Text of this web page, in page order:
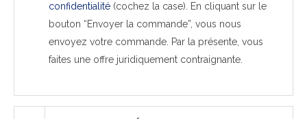
confidentialité (cochez la case). En cliquant sur le
bouton “Envoyer la commande”, vous nous
envoyez votre commande. Par la présente, vous
faites une offre juridiquement contraignante.